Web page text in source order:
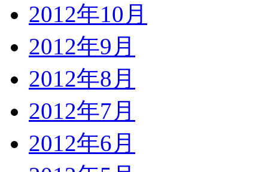
2012年10月
2012年9月
2012年8月
2012年7月
2012年6月